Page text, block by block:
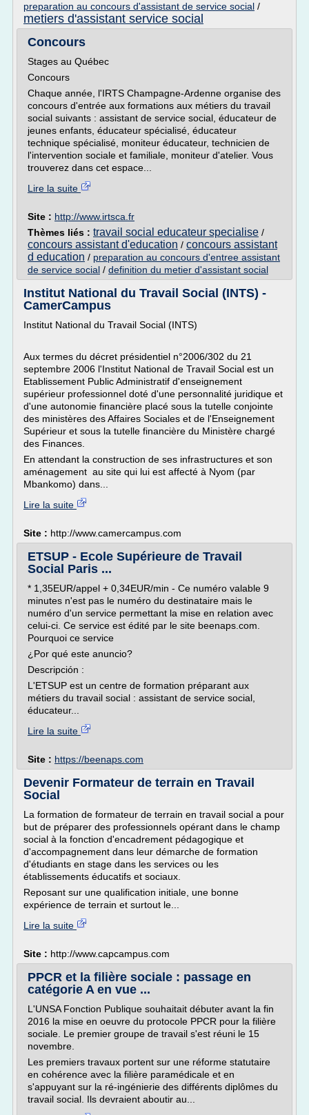
preparation au concours d'assistant de service social /
metiers d'assistant service social
Concours
Stages au Québec
Concours
Chaque année, l'IRTS Champagne-Ardenne organise des
concours d'entrée aux formations aux métiers du travail
social suivants : assistant de service social, éducateur de
jeunes enfants, éducateur spécialisé, éducateur
technique spécialisé, moniteur éducateur, technicien de
l'intervention sociale et familiale, moniteur d'atelier. Vous
trouverez dans cet espace...
Lire la suite
Site : http://www.irtsca.fr
Thèmes liés : travail social educateur specialise /
concours assistant d'education / concours assistant
d education / preparation au concours d'entree assistant
de service social / definition du metier d'assistant social
Institut National du Travail Social (INTS) -
CamerCampus
Institut National du Travail Social (INTS)
Aux termes du décret présidentiel n°2006/302 du 21
septembre 2006 l'Institut National de Travail Social est un
Etablissement Public Administratif d'enseignement
supérieur professionnel doté d'une personnalité juridique et
d'une autonomie financière placé sous la tutelle conjointe
des ministères des Affaires Sociales et de l'Enseignement
Supérieur et sous la tutelle financière du Ministère chargé
des Finances.
En attendant la construction de ses infrastructures et son
aménagement au site qui lui est affecté à Nyom (par
Mbankomo) dans...
Lire la suite
Site : http://www.camercampus.com
ETSUP - Ecole Supérieure de Travail
Social Paris ...
* 1,35EUR/appel + 0,34EUR/min - Ce numéro valable 9
minutes n'est pas le numéro du destinataire mais le
numéro d'un service permettant la mise en relation avec
celui-ci. Ce service est édité par le site beenaps.com.
Pourquoi ce service
¿Por qué este anuncio?
Descripción :
L'ETSUP est un centre de formation préparant aux
métiers du travail social : assistant de service social,
éducateur...
Lire la suite
Site : https://beenaps.com
Devenir Formateur de terrain en Travail
Social
La formation de formateur de terrain en travail social a pour
but de préparer des professionnels opérant dans le champ
social à la fonction d'encadrement pédagogique et
d'accompagnement dans leur démarche de formation
d'étudiants en stage dans les services ou les
établissements éducatifs et sociaux.
Reposant sur une qualification initiale, une bonne
expérience de terrain et surtout le...
Lire la suite
Site : http://www.capcampus.com
PPCR et la filière sociale : passage en
catégorie A en vue ...
L'UNSA Fonction Publique souhaitait débuter avant la fin
2016 la mise en oeuvre du protocole PPCR pour la filière
sociale. Le premier groupe de travail s'est réuni le 15
novembre.
Les premiers travaux portent sur une réforme statutaire
en cohérence avec la filière paramédicale et en
s'appuyant sur la ré-ingénierie des différents diplômes du
travail social. Ils devraient aboutir au...